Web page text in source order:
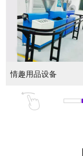
情趣用品设备